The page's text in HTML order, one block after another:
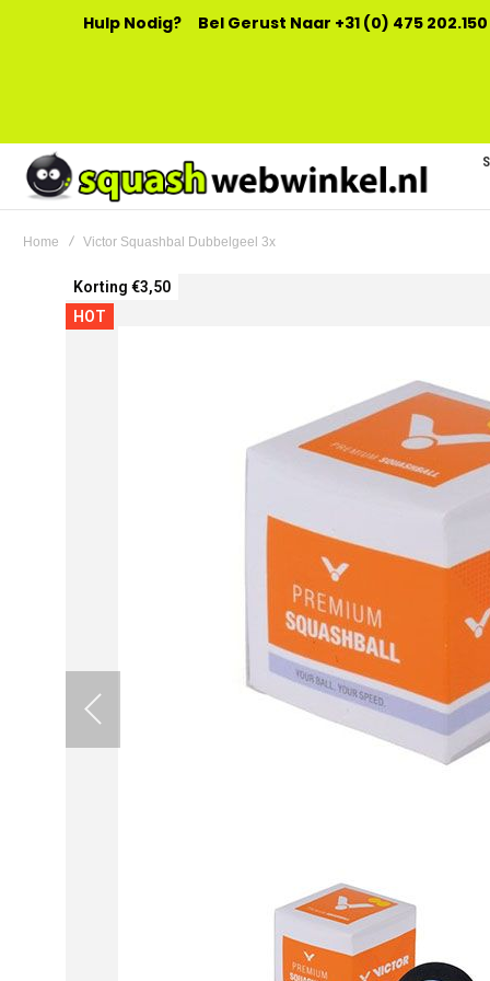
Hulp Nodig? Bel Gerust Naar +31 (0) 475
Home Victor Squashbal Dubbelgeel 3x
Ga
naar
het
Korting €3,50
HOT